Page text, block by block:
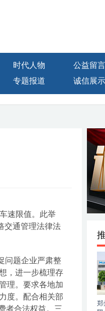
时代人物 公益留言
专题报道 诚信展示
速限值。此举
交通管理法律法
问题企业严肃整
，进一步梳理存
理。要求各地加
度。配合相关部
者合法权益。三
郑